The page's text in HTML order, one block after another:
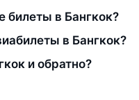
в Бангкок?
в Бангкок?
и обратно?